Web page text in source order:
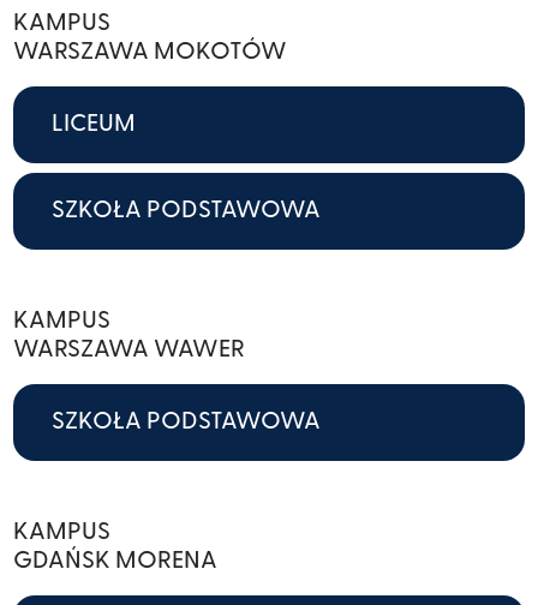
KAMPUS
WARSZAWA MOKOTÓW
LICEUM
SZKOŁA PODSTAWOWA
KAMPUS
WARSZAWA WAWER
SZKOŁA PODSTAWOWA
KAMPUS
GDAŃSK MORENA